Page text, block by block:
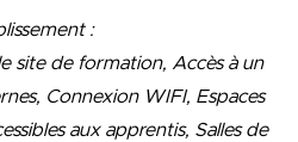
:
site de formation, Accès à un
Connexion WIFI, Espaces
aux apprentis, Salles de